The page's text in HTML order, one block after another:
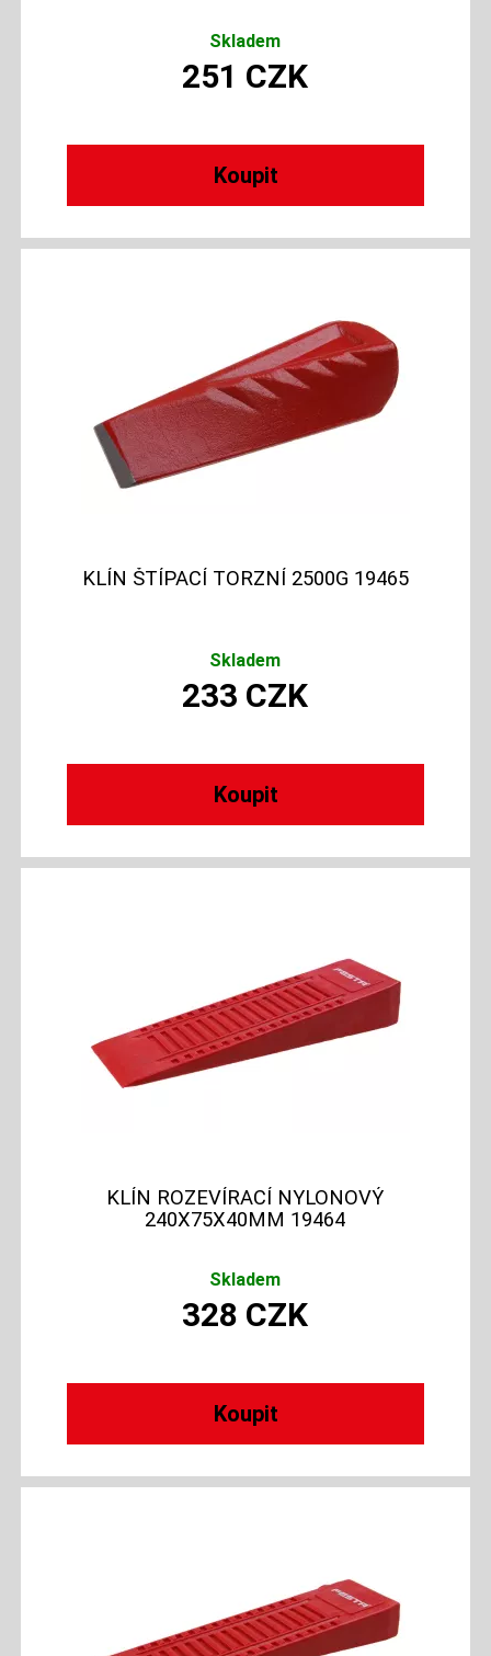
Skladem
251 CZK
KLÍN ŠTÍPACÍ TORZNÍ 2500G 19465
Skladem
233 CZK
KLÍN ROZEVÍRACÍ NYLONOVÝ
240X75X40MM 19464
Skladem
328 CZK